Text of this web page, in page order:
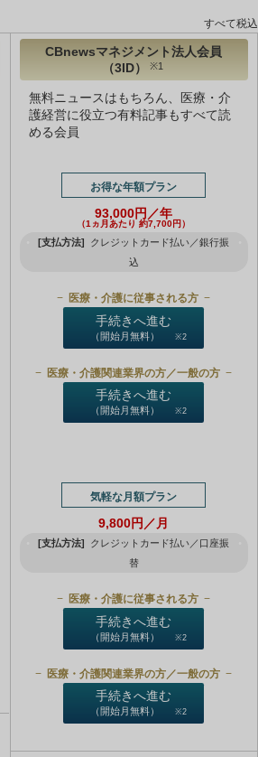
すべて税込
CBnewsマネジメント法人会員
（3ID）
※1
無料ニュースはもちろん、医療・介
護経営に役立つ有料記事もすべて読
める会員
お得な年額プラン
93,000円／年
（1ヵ月あたり 約7,700円）
[支払方法]
クレジットカード払い／銀行振
込
医療・介護に従事される方
手続きへ進む
（開始月無料） ※2
医療・介護関連業界の方／一般の方
手続きへ進む
（開始月無料） ※2
気軽な月額プラン
9,800円／月
[支払方法]
クレジットカード払い／口座振
替
医療・介護に従事される方
手続きへ進む
（開始月無料） ※2
医療・介護関連業界の方／一般の方
手続きへ進む
（開始月無料） ※2